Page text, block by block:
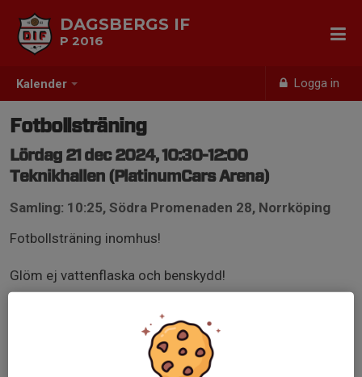
Kalender Logga in
DAGSBERGS IF
P 2016
Fotbollsträning
Lördag 21 dec 2024, 10:30-12:00
Teknikhallen (PlatinumCars Arena)
Samling: 10:25, Södra Promenaden 28, Norrköping
Fotbollsträning inomhus!
Glöm ej vattenflaska och benskydd!
Entrén till Teknikhallen är på västra sidan, mot entré 1.
Hallen är uppvärmd men kan upplevas något kall för